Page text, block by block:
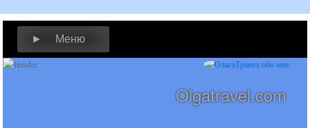
► Меню
Olgatravel.com